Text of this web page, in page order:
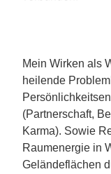
Mein Wirken als
heilende
(Partnerschaft,
Karma). Sowie
Raumenergie in
Geländeflächen